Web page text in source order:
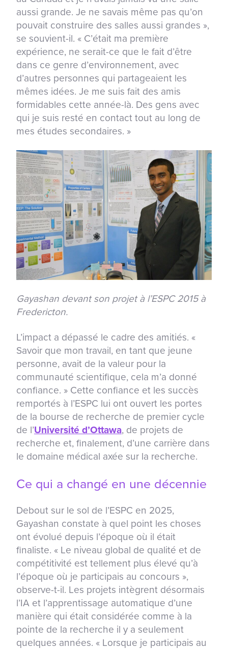
aussi grande. Je ne savais même pas qu’on
pouvait construire des salles aussi grandes »,
se souvient-il. « C’était ma première
expérience, ne serait-ce que le fait d’être
dans ce genre d’environnement, avec
d’autres personnes qui partageaient les
mêmes idées. Je me suis fait des amis
formidables cette année-là. Des gens avec
qui je suis resté en contact tout au long de
mes études secondaires. »
Gayashan devant son projet à l’ESPC 2015 à
Fredericton.
L’impact a dépassé le cadre des amitiés. «
Savoir que mon travail, en tant que jeune
personne, avait de la valeur pour la
communauté scientifique, cela m’a donné
confiance. » Cette confiance et les succès
remportés à l’ESPC lui ont ouvert les portes
de la bourse de recherche de premier cycle
de l’Université d’Ottawa, de projets de
recherche et, finalement, d’une carrière dans
le domaine médical axée sur la recherche.
Ce qui a changé en une décennie
Debout sur le sol de l’ESPC en 2025,
Gayashan constate à quel point les choses
ont évolué depuis l’époque où il était
finaliste. « Le niveau global de qualité et de
compétitivité est tellement plus élevé qu’à
l’époque où je participais au concours »,
observe-t-il. Les projets intègrent désormais
l’IA et l’apprentissage automatique d’une
manière qui était considérée comme à la
pointe de la recherche il y a seulement
quelques années. « Lorsque je participais au